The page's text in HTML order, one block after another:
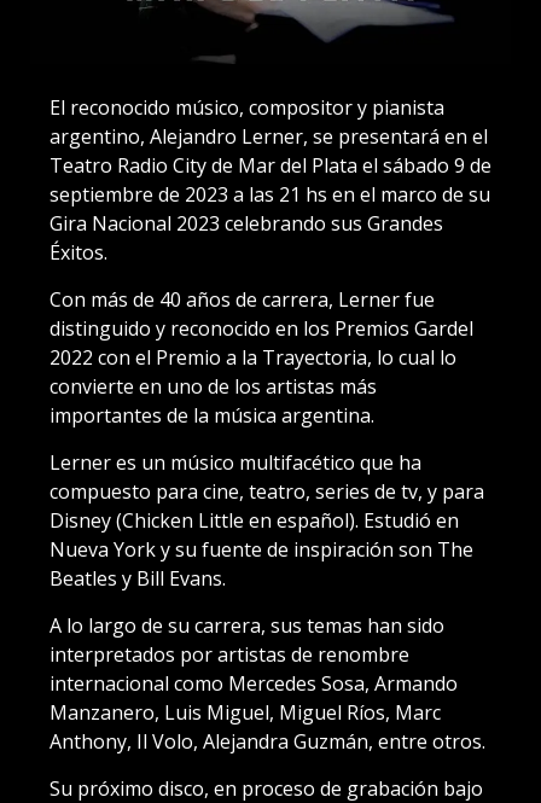
El reconocido músico, compositor y pianista
argentino, Alejandro Lerner, se presentará en el
Teatro Radio City de Mar del Plata el sábado 9 de
septiembre de 2023 a las 21 hs en el marco de su
Gira Nacional 2023 celebrando sus Grandes
Éxitos.
Con más de 40 años de carrera, Lerner fue
distinguido y reconocido en los Premios Gardel
2022 con el Premio a la Trayectoria, lo cual lo
convierte en uno de los artistas más
importantes de la música argentina.
Lerner es un músico multifacético que ha
compuesto para cine, teatro, series de tv, y para
Disney (Chicken Little en español). Estudió en
Nueva York y su fuente de inspiración son The
Beatles y Bill Evans.
A lo largo de su carrera, sus temas han sido
interpretados por artistas de renombre
internacional como Mercedes Sosa, Armando
Manzanero, Luis Miguel, Miguel Ríos, Marc
Anthony, Il Volo, Alejandra Guzmán, entre otros.
Su próximo disco, en proceso de grabación bajo